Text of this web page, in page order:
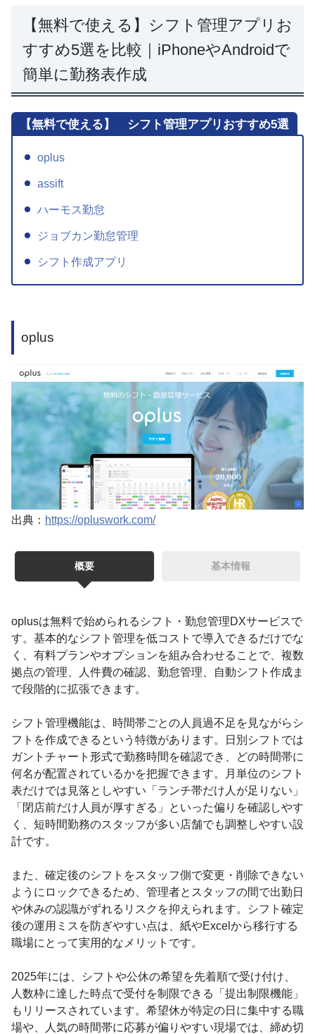
【無料で使える】シフト管理アプリお
すすめ5選を比較｜iPhoneやAndroidで
簡単に勤務表作成
【無料で使える】 シフト管理アプリおすすめ5選
oplus
assift
ハーモス勤怠
ジョブカン勤怠管理
シフト作成アプリ
oplus
出典： https://opluswork.com/
概要 基本情報
oplusは無料で始められるシフト・勤怠管理DXサービスで
す。基本的なシフト管理を低コストで導入できるだけでな
く、有料プランやオプションを組み合わせることで、複数
拠点の管理、人件費の確認、勤怠管理、自動シフト作成ま
で段階的に拡張できます。
シフト管理機能は、時間帯ごとの人員過不足を見ながらシ
フトを作成できるという特徴があります。日別シフトでは
ガントチャート形式で勤務時間を確認でき、どの時間帯に
何名が配置されているかを把握できます。月単位のシフト
表だけでは見落としやすい「ランチ帯だけ人が足りない」
「閉店前だけ人員が厚すぎる」といった偏りを確認しやす
く、短時間勤務のスタッフが多い店舗でも調整しやすい設
計です。
また、確定後のシフトをスタッフ側で変更・削除できない
ようにロックできるため、管理者とスタッフの間で出勤日
や休みの認識がずれるリスクを抑えられます。シフト確定
後の運用ミスを防ぎやすい点は、紙やExcelから移行する
職場にとって実用的なメリットです。
2025年には、シフトや公休の希望を先着順で受け付け、
人数枠に達した時点で受付を制限できる「提出制限機能」
もリリースされています。希望休が特定の日に集中する職
場や、人気の時間帯に応募が偏りやすい現場では、締め切